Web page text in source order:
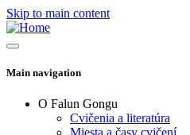
Skip to main content
Main navigation
O Falun Gongu
Cvičenia a literatúra